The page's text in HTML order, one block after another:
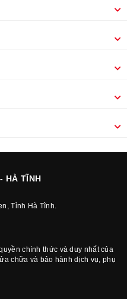
HÀ TĨNH
Tỉnh Hà Tĩnh.
chính thức và duy nhất của
chữa và bảo hành dịch vụ, phụ